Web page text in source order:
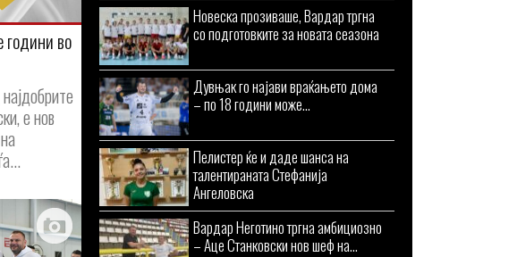
во
е нов
Новеска прозиваше, Вардар тргна
со подготовките за новата сеазона
Дувњак го најави враќањето дома
– по 18 години може...
Пелистер ќе и даде шанса на
талентираната Стефанија
Ангеловска
Вардар Неготино тргна амбициозно
– Аце Станковски нов шеф на...